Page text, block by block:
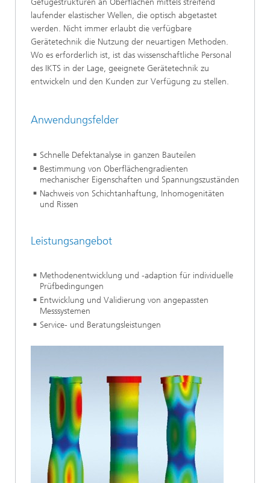
Gefügestrukturen an Oberflächen mittels streifend
laufender elastischer Wellen, die optisch abgetastet
werden. Nicht immer erlaubt die verfügbare
Gerätetechnik die Nutzung der neuartigen Methoden.
Wo es erforderlich ist, ist das wissenschaftliche Personal
des IKTS in der Lage, geeignete Gerätetechnik zu
entwickeln und den Kunden zur Verfügung zu stellen.
Anwendungsfelder
Schnelle Defektanalyse in ganzen Bauteilen
Bestimmung von Oberflächengradienten
mechanischer Eigenschaften und Spannungszuständen
Nachweis von Schichtanhaftung, Inhomogenitäten
und Rissen
Leistungsangebot
Methodenentwicklung und -adaption für individuelle
Prüfbedingungen
Entwicklung und Validierung von angepassten
Messsystemen
Service- und Beratungsleistungen